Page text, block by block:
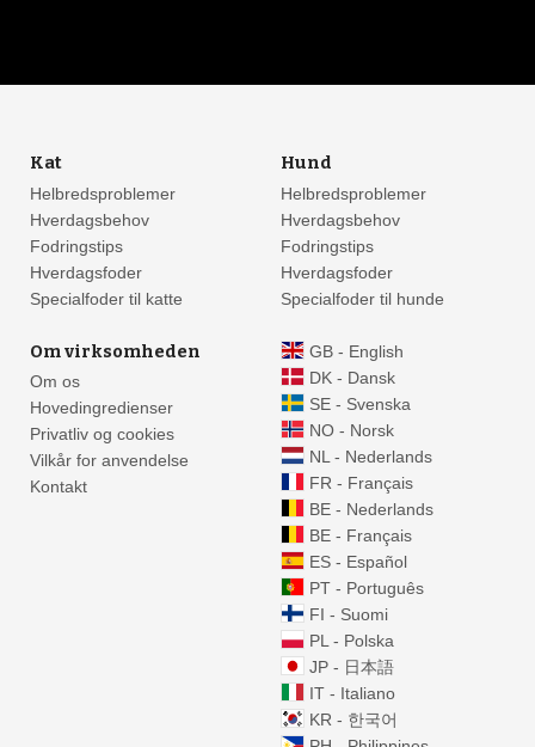
Kat
Helbredsproblemer
Hverdagsbehov
Fodringstips
Hverdagsfoder
Specialfoder til katte
Hund
Helbredsproblemer
Hverdagsbehov
Fodringstips
Hverdagsfoder
Specialfoder til hunde
Om virksomheden
Om os
Hovedingredienser
Privatliv og cookies
Vilkår for anvendelse
Kontakt
GB - English
DK - Dansk
SE - Svenska
NO - Norsk
NL - Nederlands
FR - Français
BE - Nederlands
BE - Français
ES - Español
PT - Português
FI - Suomi
PL - Polska
JP - 日本語
IT - Italiano
KR - 한국어